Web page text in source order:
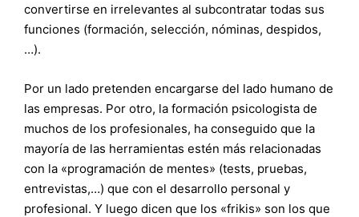
convertirse en irrelevantes al subcontratar todas sus
funciones (formación, selección, nóminas, despidos,
…).
Por un lado pretenden encargarse del lado humano de
las empresas. Por otro, la formación psicologista de
muchos de los profesionales, ha conseguido que la
mayoría de las herramientas estén más relacionadas
con la «programación de mentes» (tests, pruebas,
entrevistas,…) que con el desarrollo personal y
profesional. Y luego dicen que los «frikis» son los que